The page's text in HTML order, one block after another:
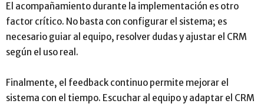
El acompañamiento durante la implementación es otro
factor crítico. No basta con configurar el sistema; es
necesario guiar al equipo, resolver dudas y ajustar el CRM
según el uso real.
Finalmente, el feedback continuo permite mejorar el
sistema con el tiempo. Escuchar al equipo y adaptar el CRM